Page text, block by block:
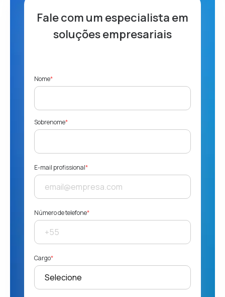
Fale com um especialista em
soluções empresariais
Nome*
Sobrenome*
E-mail profissional*
Número de telefone*
Cargo*